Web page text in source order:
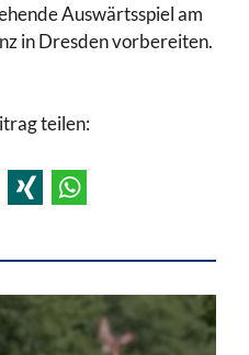
Auswärtsspiel am
in Dresden vorbereiten.
teilen:
TwitterXing